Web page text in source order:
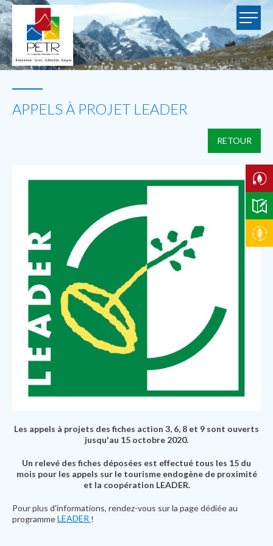
APPELS À PROJET LEADER
RETOUR
Les appels à projets des fiches action 3, 6, 8 et 9 sont ouverts
jusqu'au 15 octobre 2020.
Un relevé des fiches déposées est effectué tous les 15 du
mois pour les appels sur le tourisme endogène de proximité
et la coopération LEADER.
Pour plus d'informations, rendez-vous sur la page dédiée au
programmeLEADER !